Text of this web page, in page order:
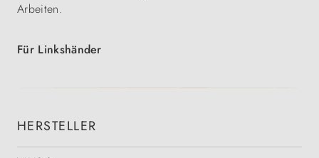
Arbeiten.
Für Linkshänder
HERSTELLER